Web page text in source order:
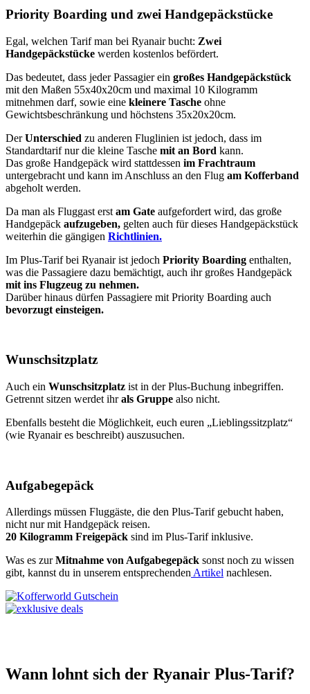
Priority Boarding und zwei Handgepäckstücke
Egal, welchen Tarif man bei Ryanair bucht: Zwei
Handgepäckstücke werden kostenlos befördert.
Das bedeutet, dass jeder Passagier ein großes Handgepäckstück
mit den Maßen 55x40x20cm und maximal 10 Kilogramm
mitnehmen darf, sowie eine kleinere Tasche ohne
Gewichtsbeschränkung und höchstens 35x20x20cm.
DerUnterschied zu anderen Fluglinien ist jedoch, dass im
Standardtarif nur die kleine Tasche mit an Bord kann.
Das große Handgepäck wird stattdessen im Frachtraum
untergebracht und kann im Anschluss an den Flug am Kofferband
abgeholt werden.
Da man als Fluggast erst am Gate aufgefordert wird, das große
Handgepäck aufzugeben, gelten auch für dieses Handgepäckstück
weiterhin die gängigen Richtlinien.
Im Plus-Tarif bei Ryanair ist jedoch Priority Boarding enthalten,
was die Passagiere dazu bemächtigt, auch ihr großes Handgepäck
mit ins Flugzeug zu nehmen.
Darüber hinaus dürfen Passagiere mit Priority Boarding auch
bevorzugt einsteigen.
Wunschsitzplatz
Auch ein Wunschsitzplatz ist in der Plus-Buchung inbegriffen.
Getrennt sitzen werdet ihrals Gruppe also nicht.
Ebenfalls besteht die Möglichkeit, euch euren „Lieblingssitzplatz“
(wie Ryanair es beschreibt) auszusuchen.
Aufgabegepäck
Allerdings müssen Fluggäste, die den Plus-Tarif gebucht haben,
nicht nur mit Handgepäck reisen.
20 Kilogramm Freigepäck sind im Plus-Tarif inklusive.
Was es zurMitnahme von Aufgabegepäck sonst noch zu wissen
gibt, kannst du in unserem entsprechenden Artikel nachlesen.
Wann lohnt sich der Ryanair Plus-Tarif?